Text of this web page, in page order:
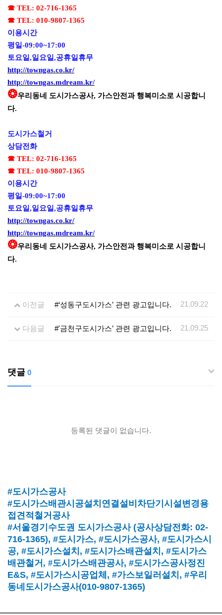
☎ TEL: 02-716-1365
☎ TEL: 010-9807-1365
이용시간
평일-09:00~17:00
토요일,일요일,공휴일휴무
http://towngas.co.kr/
http://towngas.mdream.kr/
❂우리동네 도시가스공사, 가스안전과 행복미소로 시공합니
다.
도시가스철거
상담전화
☎ TEL: 02-716-1365
☎ TEL: 010-9807-1365
이용시간
평일-09:00~17:00
토요일,일요일,공휴일휴무
http://towngas.co.kr/
http://towngas.mdream.kr/
❂우리동네 도시가스공사, 가스안전과 행복미소로 시공합니
다.
이전글 #‘성동구도시가스’ 관련 광고입니다. 21.09.22
다음글 #'금천구도시가스’ 관련 광고입니다. 21.09.25
댓글 0
등록된 댓글이 없습니다.
#도시가스공사
#도시가스배관시공설치연결설비차단기시설변경용
접견적철거공사
#서울경기수도권 도시가스공사 (공사상담전화: 02-
716-1365), #도시가스, #도시가스공사, #도시가스시
공, #도시가스설치 , #도시가스배관설치 , #도시가스
배관철거, #도시가스배관공사, #도시가스공사정진
E&S, #도시가스시공업체 , #가스보일러설치 , #우리
동네도시가스공사(010-9807-1365)